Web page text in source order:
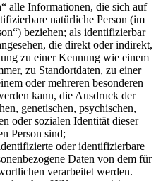
“ alle Informationen, die sich auf
natürliche Person (im
beziehen; als identifizierbar
die direkt oder indirekt,
zu einer Kennung wie einem
zu Standortdaten, zu einer
oder mehreren besonderen
kann, die Ausdruck der
genetischen, psychischen,
oder sozialen Identität dieser
Person sind;
oder identifizierbare
Daten von dem für
verarbeitet werden.